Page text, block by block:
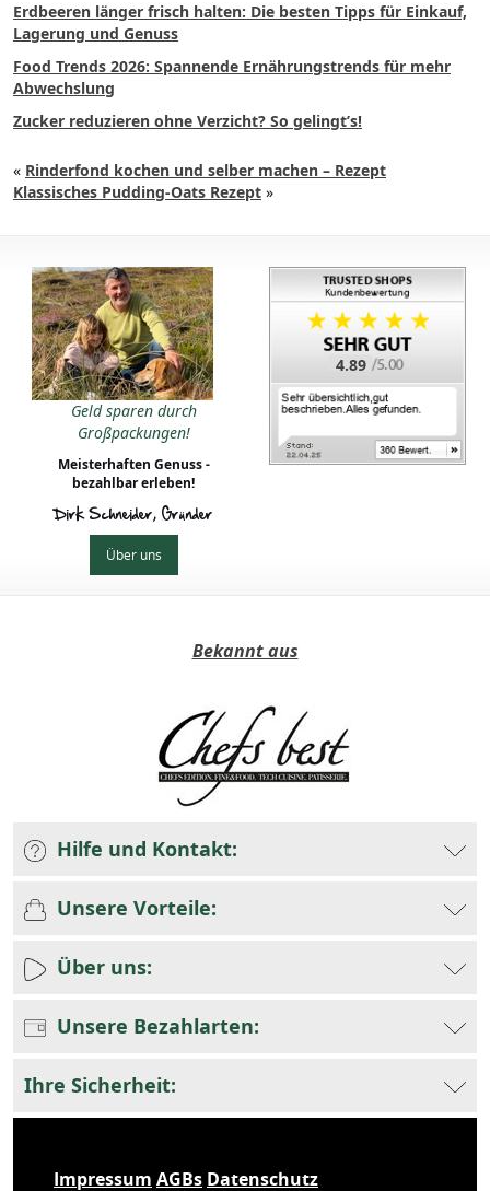
Erdbeeren länger frisch halten: Die besten Tipps für Einkauf,
Lagerung und Genuss
Food Trends 2026: Spannende Ernährungstrends für mehr
Abwechslung
Zucker reduzieren ohne Verzicht? So gelingt’s!
« Rinderfond kochen und selber machen – Rezept
Klassisches Pudding-Oats Rezept »
Geld sparen durch
Großpackungen!
Meisterhaften Genuss -
bezahlbar erleben!
Dirk Schneider, Gründer
Über uns
4.89
Bekannt aus
Hilfe und Kontakt:
Unsere Vorteile:
Über uns:
Unsere Bezahlarten:
Ihre Sicherheit:
Impressum AGBs Datenschutz